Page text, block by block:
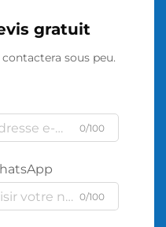
gratuit
sous peu.
0/100
0/100